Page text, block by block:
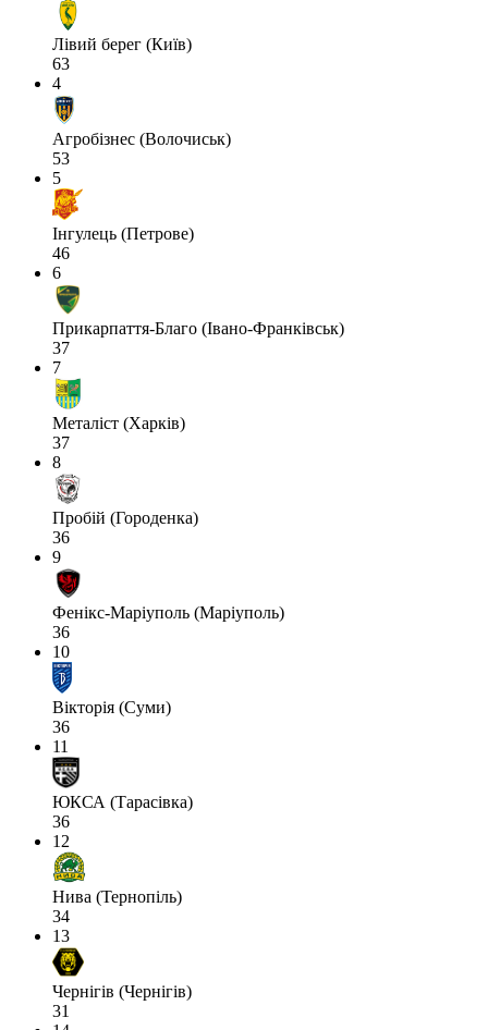
Лівий берег (Київ)
63
4
Агробізнес (Волочиськ)
53
5
Інгулець (Петрове)
46
6
Прикарпаття-Благо (Івано-Франківськ)
37
7
Металіст (Харків)
37
8
Пробій (Городенка)
36
9
Фенікс-Маріуполь (Маріуполь)
36
10
Вікторія (Суми)
36
11
ЮКСА (Тарасівка)
36
12
Нива (Тернопіль)
34
13
Чернігів (Чернігів)
31